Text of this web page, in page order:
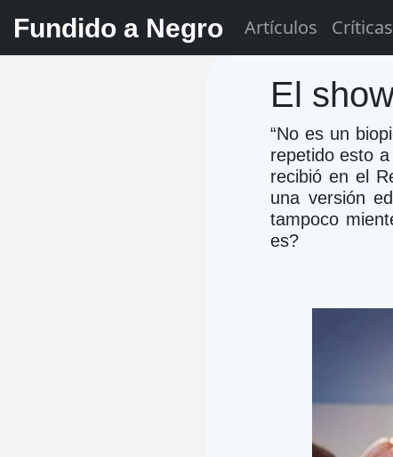
Fundido a Negro Artículos Críticas
El
“No es un
repetido esto
recibió en el
una versión
tampoco
es?